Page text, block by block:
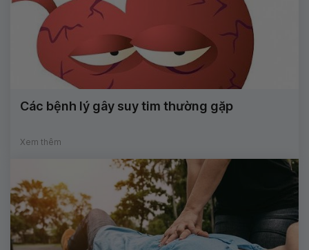
Các bệnh lý gây suy tim thường gặp
Xem thêm